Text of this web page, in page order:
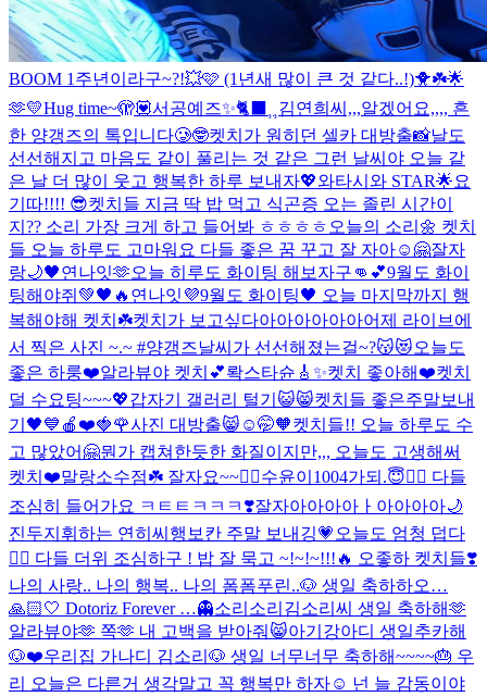
BOOM 1주년이라구~?!💥🩷 (1년새 많이 큰 것 같다..!)🐥☘️🌟
🫶💛Hug time~🫣💟서공예즈✨🐈‍⬛⸒⸒ 김연희씨,,,알겠어요,,,, 흔
한 양갱즈의 톡입니다🥲🤓켓치가 원히던 셀카 대방출📸날도
선선해지고 마음도 같이 풀리는 것 같은 그런 날씨야 오늘 같
은 날 더 많이 웃고 행복한 하루 보내자💖와타시와 STAR🌟요
기따!!!! 😎켓치들 지금 딱 밥 먹고 식곤증 오는 졸린 시간이
지?? 소리 가장 크게 하고 들어봐 ㅎㅎㅎㅎ 오늘의 소리🌼 켓치
들 오늘 하루도 고마워요 다들 좋은 꿈 꾸고 잘 자아☺🤗잘자
랑🌙🖤연나잇🫶오늘 히루도 화이팅 해보자구👊💕9월도 화이
팅해야쥐💚🖤🔥 연나잇💜9월도 화이팅🖤 오늘 마지막까지 행
복해야해 켓치☘️켓치가 보고싶다아아아아아아어제 라이브에
서 찍은 사진 ~.~ #양갱즈날씨가 선선해졌는걸~?😽😻오늘도
좋은 하룽❤️알라뷰야 켓치💕롹스타슌🎸✨켓치 좋아해❤️켓치
덜 수요팅~~~💖갑자기 갤러리 털기😺😸켓치들 좋은주말보내
기🖤💙 🍎❤️🍓🌹사진 대방출😸☺🤭🧡켓치들!! 오늘 하루도 수
고 많았어🤗뭔가 캡쳐한듯한 화질이지만,,, 오늘도 고생해써
켓치❤️말랑소수점☘️ 잘자요~~❤️‍🔥수윤이1004가되.😇❤️‍🔥 다들
조심히 들어가요 ㅋㅌㅌㅋㅋㅋ❣️잘자아아아아ㅏ아아아아🌙
진두지휘하는 연히씨 행보칸 주말 보내깅💗 오늘도 엄청 덥다
❤️‍🔥 다들 더위 조심하구 ! 밥 잘 묵고 ~!~!~!!!🔥 오좋하 켓치들❣️
나의 사랑.. 나의 행복.. 나의 폼폼푸린..🐶 생일 축하하오…
🙏🏻🤍 Dotoriz Forever …👻소리소리김소리씨 생일 축하해🫶
알라뷰야🫶 쪽🫶 내 고백을 받아줘😸아기강아디 생일추카해
🐶❤️우리집 가나디 김소리🐶 생일 너무너무 축하해~~~~🎂 우
리 오늘은 다른거 생각말고 꼭 행복만 하자☺️ 넌 늘 감동이야